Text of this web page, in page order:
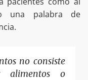
una palabra de
no consiste
alimentos o